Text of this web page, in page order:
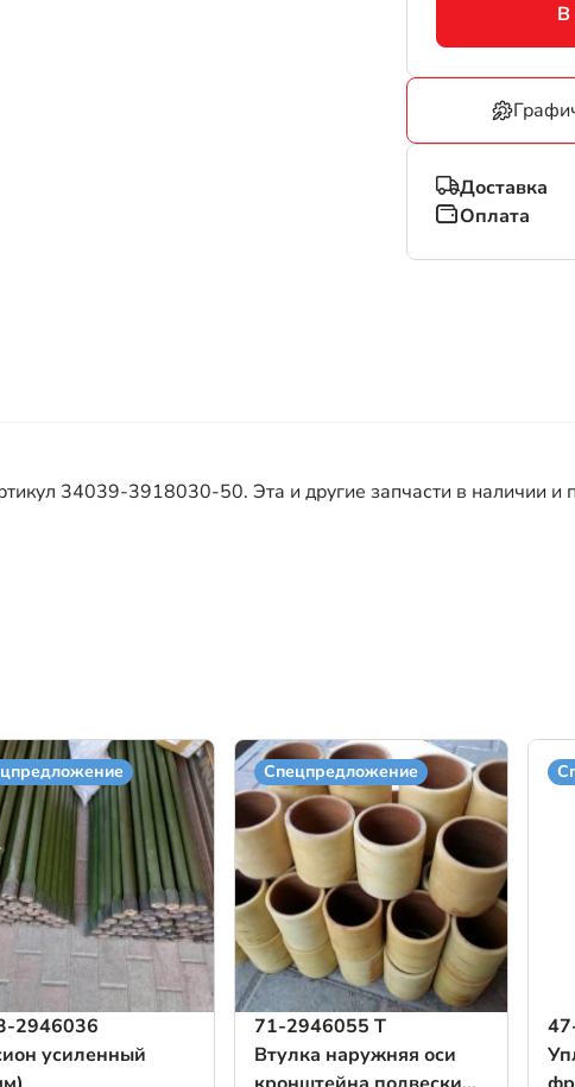
В
Доставка
Оплата
34039-3918030-50. Эта и другие запчасти в наличии и
2946036
усиленный
Спецпредложение
71-2946055 Т
Втулка наружняя оси